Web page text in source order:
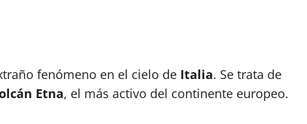
fenómeno en el cielo de Italia. Se trata de
Etna, el más activo del continente europeo.